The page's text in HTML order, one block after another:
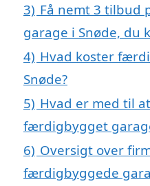
3) Få nemt 3 tilbud
garage i Snøde, du
4) Hvad koster
Snøde?
5) Hvad er med til
færdigbygget
6) Oversigt over
færdigbyggede